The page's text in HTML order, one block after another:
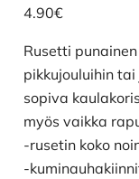
4.90€
Rusetti
pikkujouluihin
sopiva
myös vaikka
-rusetin koko
-